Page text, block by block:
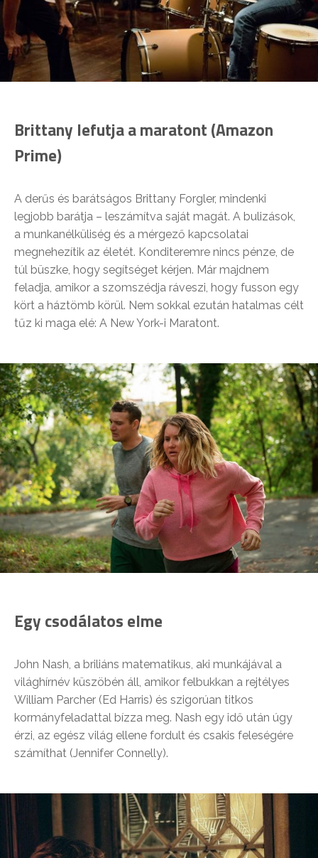
Brittany lefutja a maratont (Amazon
Prime)
A derűs és barátságos Brittany Forgler, mindenki
legjobb barátja – leszámítva saját magát. A bulizások,
a munkanélküliség és a mérgező kapcsolatai
megnehezítik az életét. Konditeremre nincs pénze, de
túl büszke, hogy segítséget kérjen. Már majdnem
feladja, amikor a szomszédja ráveszi, hogy fusson egy
kört a háztömb körül. Nem sokkal ezután hatalmas célt
tűz ki maga elé: A New York-i Maratont.
Egy csodálatos elme
John Nash, a briliáns matematikus, aki munkájával a
világhírnév küszöbén áll, amikor felbukkan a rejtélyes
William Parcher (Ed Harris) és szigorúan titkos
kormányfeladattal bízza meg. Nash egy idő után úgy
érzi, az egész világ ellene fordult és csakis feleségére
számíthat (Jennifer Connelly).